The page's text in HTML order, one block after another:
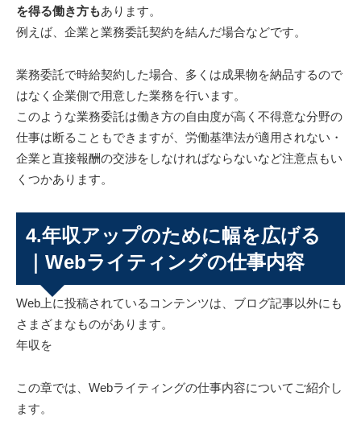
を得る働き方もあります。
例えば、企業と業務委託契約を結んだ場合などです。
業務委託で時給契約した場合、多くは成果物を納品するので
はなく企業側で用意した業務を行います。
このような業務委託は働き方の自由度が高く不得意な分野の
仕事は断ることもできますが、労働基準法が適用されない・
企業と直接報酬の交渉をしなければならないなど注意点もい
くつかあります。
4.年収アップのために幅を広げる
｜Webライティングの仕事内容
Web上に投稿されているコンテンツは、ブログ記事以外にも
さまざまなものがあります。
年収を
この章では、Webライティングの仕事内容についてご紹介し
ます。